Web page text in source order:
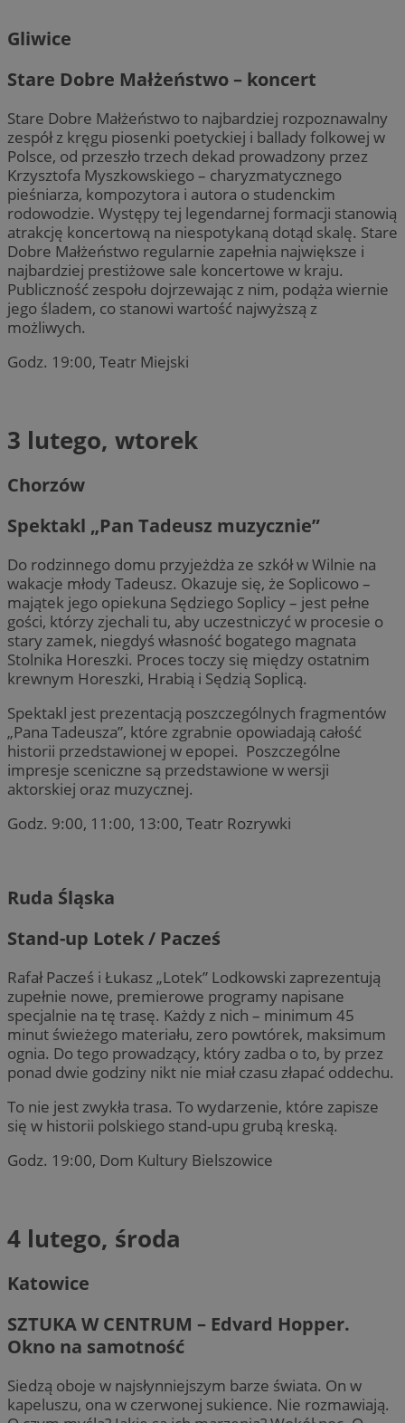
Gliwice
Stare Dobre Małżeństwo – koncert
Stare Dobre Małżeństwo to najbardziej rozpoznawalny
zespół z kręgu piosenki poetyckiej i ballady folkowej w
Polsce, od przeszło trzech dekad prowadzony przez
Krzysztofa Myszkowskiego – charyzmatycznego
pieśniarza, kompozytora i autora o studenckim
rodowodzie. Występy tej legendarnej formacji stanowią
atrakcję koncertową na niespotykaną dotąd skalę. Stare
Dobre Małżeństwo regularnie zapełnia największe i
najbardziej prestiżowe sale koncertowe w kraju.
Publiczność zespołu dojrzewając z nim, podąża wiernie
jego śladem, co stanowi wartość najwyższą z
możliwych.
Godz. 19:00, Teatr Miejski
3 lutego, wtorek
Chorzów
Spektakl „Pan Tadeusz muzycznie”
Do rodzinnego domu przyjeżdża ze szkół w Wilnie na
wakacje młody Tadeusz. Okazuje się, że Soplicowo –
majątek jego opiekuna Sędziego Soplicy – jest pełne
gości, którzy zjechali tu, aby uczestniczyć w procesie o
stary zamek, niegdyś własność bogatego magnata
Stolnika Horeszki. Proces toczy się między ostatnim
krewnym Horeszki, Hrabią i Sędzią Soplicą.
Spektakl jest prezentacją poszczególnych fragmentów
„Pana Tadeusza”, które zgrabnie opowiadają całość
historii przedstawionej w epopei. Poszczególne
impresje sceniczne są przedstawione w wersji
aktorskiej oraz muzycznej.
Godz. 9:00, 11:00, 13:00, Teatr Rozrywki
Ruda Śląska
Stand-up Lotek / Pacześ
Rafał Pacześ i Łukasz „Lotek” Lodkowski zaprezentują
zupełnie nowe, premierowe programy napisane
specjalnie na tę trasę. Każdy z nich – minimum 45
minut świeżego materiału, zero powtórek, maksimum
ognia. Do tego prowadzący, który zadba o to, by przez
ponad dwie godziny nikt nie miał czasu złapać oddechu.
To nie jest zwykła trasa. To wydarzenie, które zapisze
się w historii polskiego stand-upu grubą kreską.
Godz. 19:00, Dom Kultury Bielszowice
4 lutego, środa
Katowice
SZTUKA W CENTRUM – Edvard Hopper.
Okno na samotność
Siedzą oboje w najsłynniejszym barze świata. On w
kapeluszu, ona w czerwonej sukience. Nie rozmawiają.